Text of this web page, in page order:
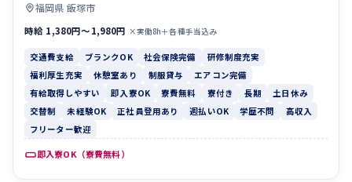
福岡県 飯塚市
時給 1,380円〜1,980円 ×実働8h＋各種手当込み
交通費支給 ブランクOK 社会保険完備
研修制度充実
福利厚生充実
休憩室あり 制服貸与
エアコン完備
有給取得しやすい
即入寮OK 寮費無料 寮付き 長期
土日休み
交替制
未経験OK 正社員登用あり 週払いOK 学歴不問
高収入
フリーター歓迎
即入寮OK（寮費無料）